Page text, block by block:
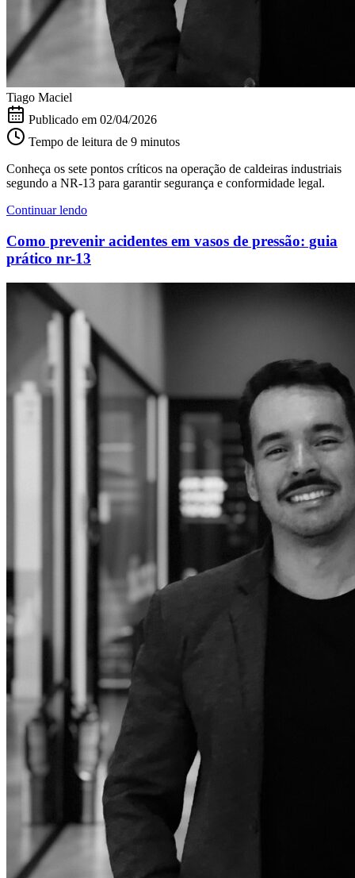
Tiago Maciel
Publicado em 02/04/2026
Tempo de leitura de 9 minutos
Conheça os sete pontos críticos na operação de caldeiras industriais
segundo a NR-13 para garantir segurança e conformidade legal.
Continuar lendo
Como prevenir acidentes em vasos de pressão: guia
prático nr-13